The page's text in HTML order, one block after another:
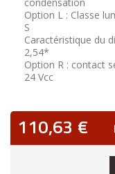
Option L : Classe
S
Caractéristique du
2,54*
Option R : contact
24 Vcc
110,63 €